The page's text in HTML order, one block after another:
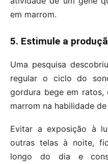
em marrom.
5. Estimule a
Uma pesquisa
regular o ciclo do
gordura bege em ratos,
marrom na habilidade
Evitar a exposição à
outras telas à noite,
longo do dia e